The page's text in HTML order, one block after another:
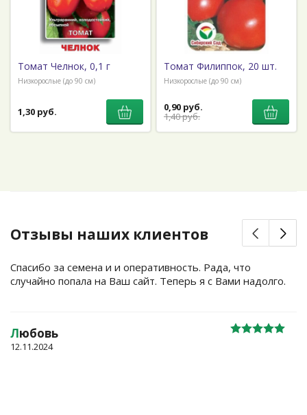
Томат Челнок, 0,1 г
Низкорослые (до 90 см)
1,30 руб.
Томат Филиппок, 20 шт.
Низкорослые (до 90 см)
0,90 руб.
1,40 руб.
Отзывы наших клиентов
Спасибо за семена и и оперативность. Рада, что
случайно попала на Ваш сайт. Теперь я с Вами надолго.
Любовь
12.11.2024